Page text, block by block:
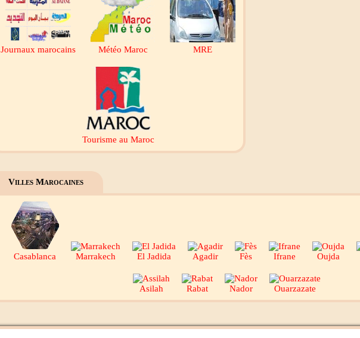
Journaux marocains Météo Maroc MRE
Tourisme au Maroc
Villes Marocaines
Casablanca Marrakech El Jadida Agadir Fès Ifrane Oujda
Asilah Rabat Nador Ouarzazate